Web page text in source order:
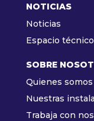
NOTICIAS
Noticias
Espacio técnico
SOBRE
Quienes somos
Nuestras
Trabaja con